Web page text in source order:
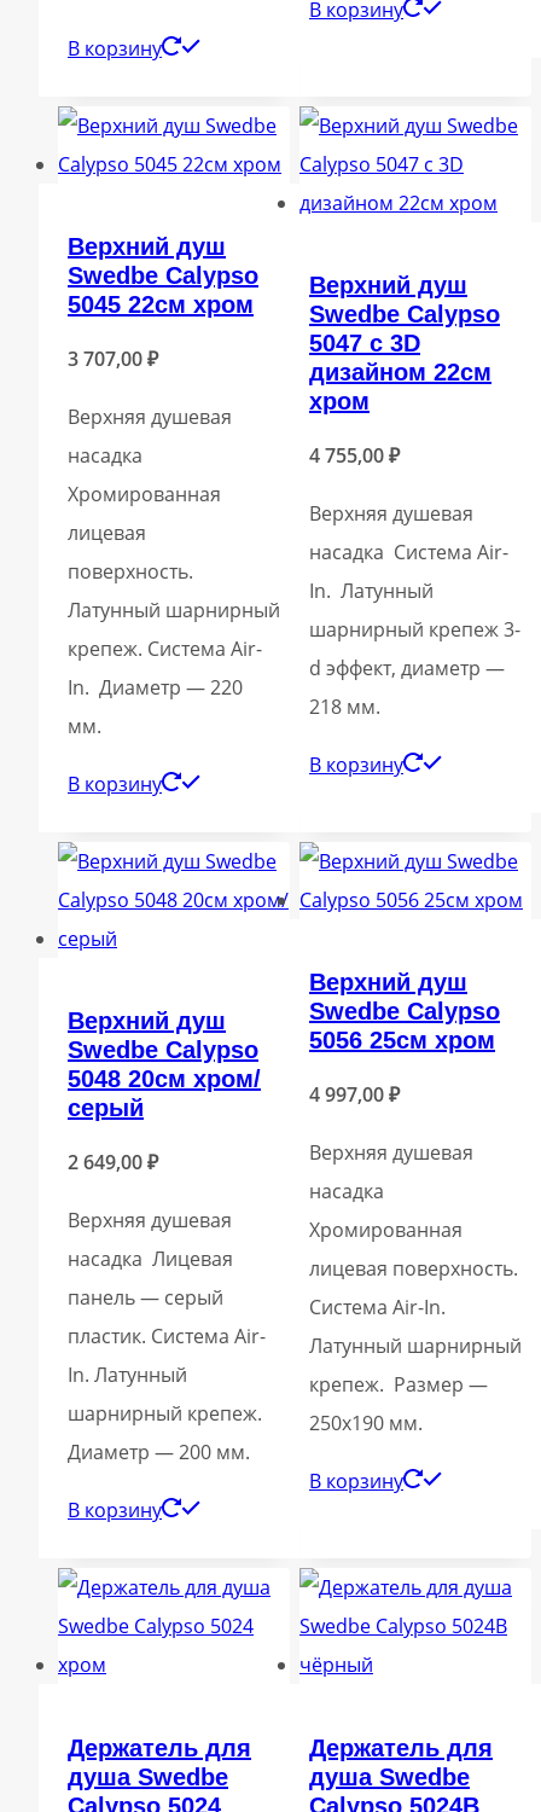
В корзину
В корзину
Верхний душ
Swedbe Calypso
5045 22см хром
3 707,00₽
Верхняя душевая
насадка
Хромированная
лицевая
поверхность.
Латунный шарнирный
крепеж. Система Air-
In. Диаметр — 220
мм.
В корзину
Верхний душ
Swedbe Calypso
5047 с 3D
дизайном 22см
хром
4 755,00₽
Верхняя душевая
насадка Система Air-
In. Латунный
шарнирный крепеж 3-
d эффект, диаметр —
218 мм.
В корзину
Верхний душ
Swedbe Calypso
5048 20см хром/
серый
2 649,00₽
Верхняя душевая
насадка Лицевая
панель — серый
пластик. Система Air-
In. Латунный
шарнирный крепеж.
Диаметр — 200 мм.
В корзину
Верхний душ
Swedbe Calypso
5056 25см хром
4 997,00₽
Верхняя душевая
насадка
Хромированная
лицевая поверхность.
Система Air-In.
Латунный шарнирный
крепеж. Размер —
250х190 мм.
В корзину
Держатель для
душа Swedbe
Calypso 5024
Держатель для
душа Swedbe
Calypso 5024B